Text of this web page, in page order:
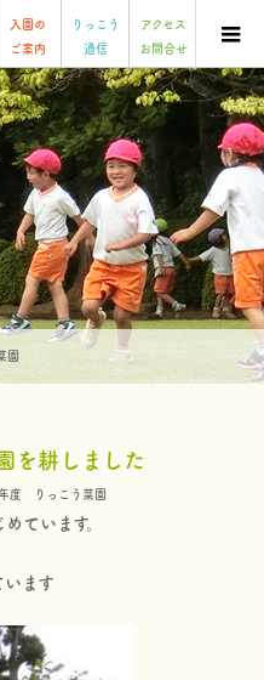
入園の
ご案内
りっこう
通信
アクセス
お問合せ
園
を耕しました
度 りっこう菜園
ています。
います